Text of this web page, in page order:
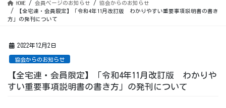
HOME 会員ページのお知らせ
協会からのお知らせ
【全宅連・会員限定】「令和4年11月改訂版 わかりやすい重要事項説明書の書き
方」の発刊について
2022年12月2日
協会からのお知らせ
【全宅連・会員限定】「令和4年11月改訂版 わかりや
すい重要事項説明書の書き方」の発刊について